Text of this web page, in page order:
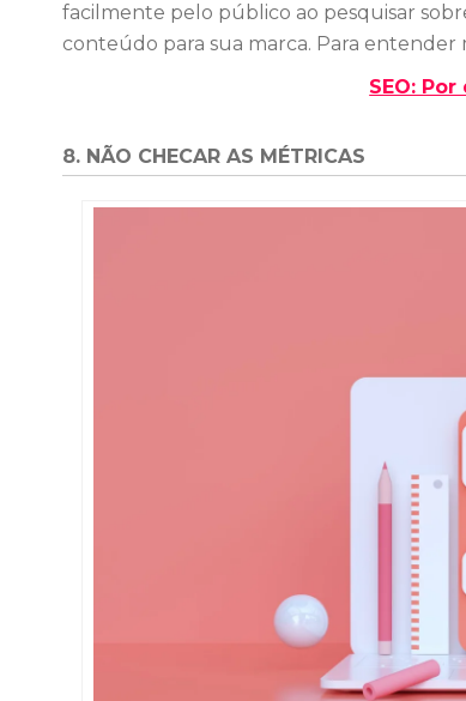
facilmente pelo público ao pesquisar
conteúdo para sua marca. Para entender
SEO:
8. NÃO CHECAR AS MÉTRICAS